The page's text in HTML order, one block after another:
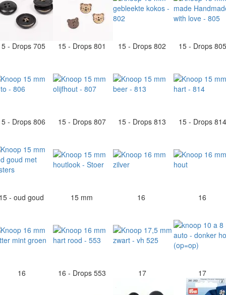
- Drops 705 15 - Drops 801 15 - Drops 802 15 - Drops
- Drops 806 15 - Drops 807 15 - Drops 813 15 - Drops
- oud goud 15 mm 16 16
16 16 - Drops 553 17 17